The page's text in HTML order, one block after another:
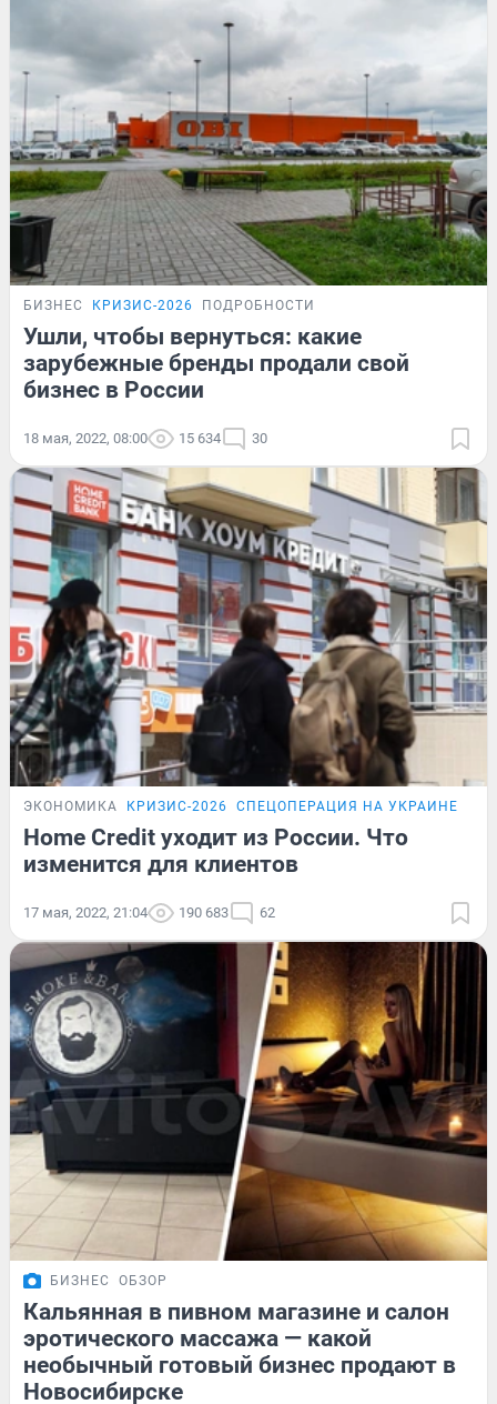
БИЗНЕС КРИЗИС-2026 ПОДРОБНОСТИ
Ушли, чтобы вернуться: какие
зарубежные бренды продали свой
бизнес в России
18 мая, 2022, 08:00 15 634 30
ЭКОНОМИКА КРИЗИС-2026 СПЕЦОПЕРАЦИЯ НА УКРАИНЕ
Home Credit уходит из России. Что
изменится для клиентов
17 мая, 2022, 21:04 190 683 62
БИЗНЕС ОБЗОР
Кальянная в пивном магазине и салон
эротического массажа — какой
необычный готовый бизнес продают в
Новосибирске